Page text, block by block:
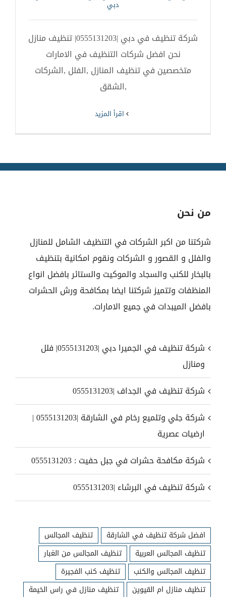
دبي
شركة تنظيف في دبي |0555131203| تنظيف منازل
نحن افضل شركات التنظيف في الامارات
متخصصين في تنظيف المنازل ,الفلل ,الشركات
,الشقق
من نحن
شركتنا من اكبر الشركات في التنظيف الشامل للمنازل
والفلل و القصور و الشركات ونقوم امكانية بتنظيف
بالبخار للكنب والسجاد والموكيت والستائر بافضل انواع
المنظفات وتتميز شركتنا ايضا بمكافحة ورش الحشرات
بافضل الميبدات في جميع الامارات.
شركة تنظيف في الجميرا دبي |0555131203| فلل
ومنازل
شركة تنظيف في الجداف |0555131203
شركة جلي وتلميع رخام في الشارقة |0555131203 |
ارضيات عصرية
شركة مكافحة حشرات في جبل حفيت : 0555131203
شركة تنظيف في البرشاء |0555131203
افضل شركة تنظيف في الشارقة
تنظيف المجالس
تنظيف المجالس العربية
تنظيف المجالس من الغبار
تنظيف المجالس والكنب
تنظيف كنب الفجيرة
تنظيف منازل ام القيوين
تنظيف منازل في راس الخيمة